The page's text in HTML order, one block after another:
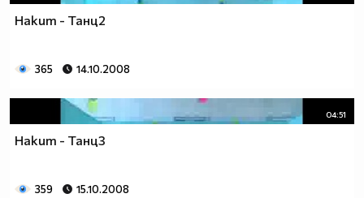
Накит - Танц2
365 14.10.2008
04:51
Накит - Танц3
359 15.10.2008